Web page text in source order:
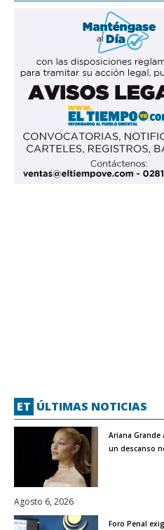
ET ÚLTIMAS NOTICIAS
Ariana
un descanso
Agosto 6, 2026
Foro Penal